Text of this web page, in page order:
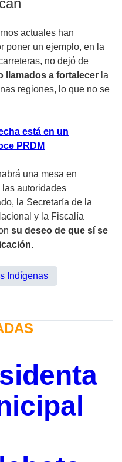
actuales han
poner un ejemplo, en la
no dejó de
llamados a fortalecer la
regiones, lo que no se
está en un
PRDM
una mesa en
las autoridades
la Secretaría de la
y la Fiscalía
su deseo de que sí se
.
Indígenas